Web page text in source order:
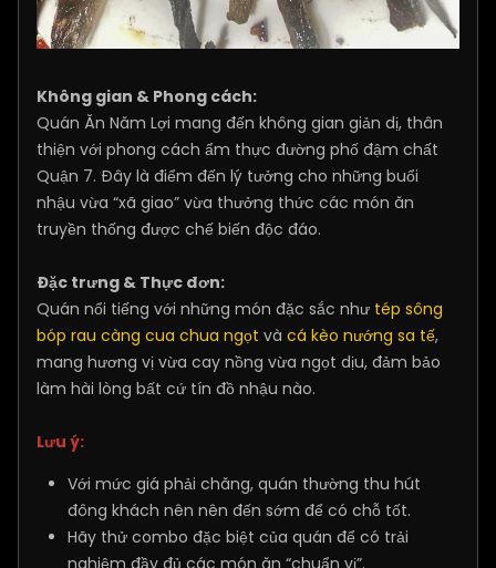
Không gian & Phong cách:
Quán Ăn Năm Lợi mang đến không gian giản dị, thân
thiện với phong cách ẩm thực đường phố đậm chất
Quận 7. Đây là điểm đến lý tưởng cho những buổi
nhậu vừa “xã giao” vừa thưởng thức các món ăn
truyền thống được chế biến độc đáo.
Đặc trưng & Thực đơn:
Quán nổi tiếng với những món đặc sắc như tép sông
bóp rau càng cua chua ngọt và cá kèo nướng sa tế,
mang hương vị vừa cay nồng vừa ngọt dịu, đảm bảo
làm hài lòng bất cứ tín đồ nhậu nào.
Lưu ý:
Với mức giá phải chăng, quán thường thu hút
đông khách nên nên đến sớm để có chỗ tốt.
Hãy thử combo đặc biệt của quán để có trải